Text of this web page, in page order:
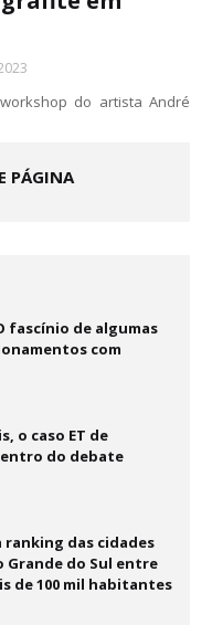
do artista André
PÁGINA
fascínio de algumas
com
o caso ET de
do debate
ranking das cidades
Grande do Sul entre
de 100 mil habitantes